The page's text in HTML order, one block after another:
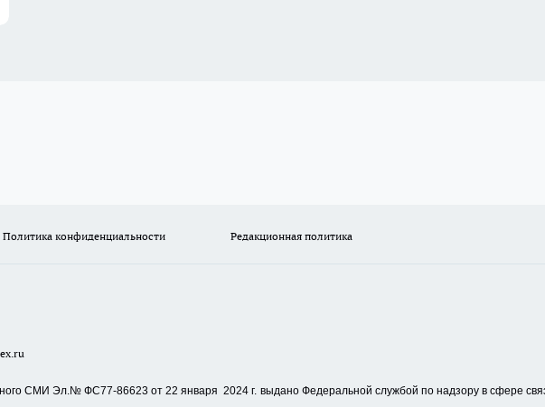
Политика конфиденциальности Редакционная политика
СМИ Эл.№ ФС77-86623 от 22 января 2024 г. выдано Федеральной службой по надзору в сфере